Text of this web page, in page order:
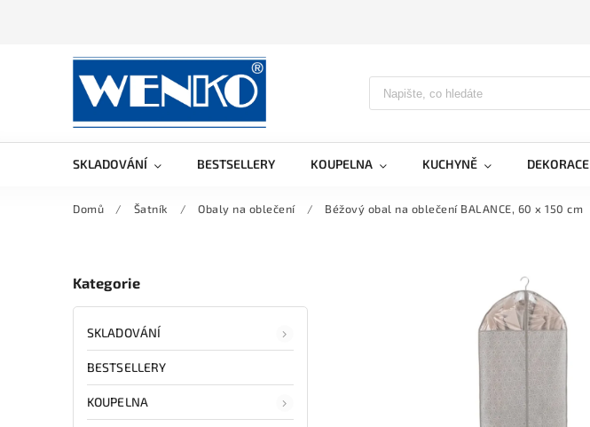
SKLADOVÁNÍ BESTSELLERY KOUPELNA KUCHYNĚ DEKORACE
Domů / Šatník / Obaly na oblečení / Béžový obal na oblečení BALANCE, 60 x 150 cm
Kategorie
SKLADOVÁNÍ
BESTSELLERY
KOUPELNA